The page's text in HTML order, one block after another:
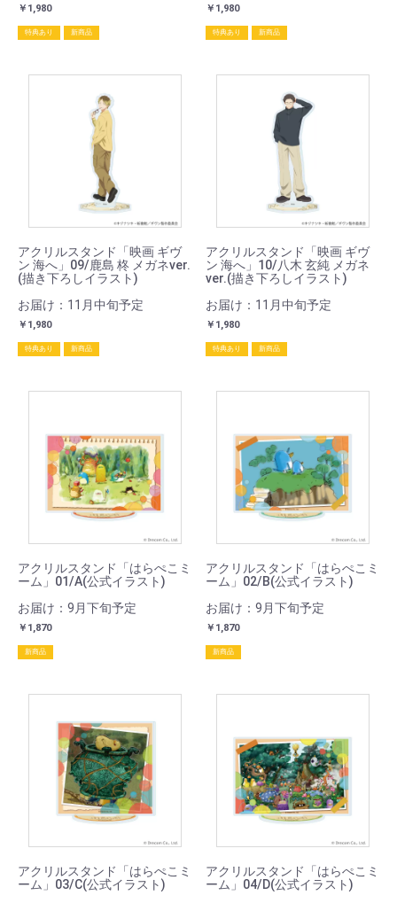
￥1,980
特典あり 新商品
￥1,980
特典あり 新商品
アクリルスタンド「映画 ギヴ
ン 海へ」09/鹿島 柊 メガネver.
(描き下ろしイラスト)
お届け：11月中旬予定
￥1,980
特典あり 新商品
アクリルスタンド「映画 ギヴ
ン 海へ」10/八木 玄純 メガネ
ver.(描き下ろしイラスト)
お届け：11月中旬予定
￥1,980
特典あり 新商品
アクリルスタンド「はらぺこミ
ーム」01/A(公式イラスト)
お届け：9月下旬予定
￥1,870
新商品
アクリルスタンド「はらぺこミ
ーム」02/B(公式イラスト)
お届け：9月下旬予定
￥1,870
新商品
アクリルスタンド「はらぺこミ
ーム」03/C(公式イラスト)
アクリルスタンド「はらぺこミ
ーム」04/D(公式イラスト)